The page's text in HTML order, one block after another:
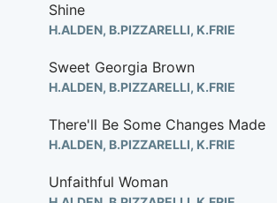
Shine
H.ALDEN, B.PIZZARELLI, K.FRIE
Sweet Georgia Brown
H.ALDEN, B.PIZZARELLI, K.FRIE
There'll Be Some Changes Made
H.ALDEN, B.PIZZARELLI, K.FRIE
Unfaithful Woman